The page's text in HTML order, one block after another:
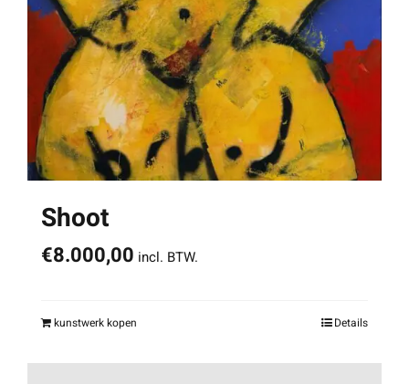
Shoot
€8.000,00 incl. BTW.
kunstwerk kopen Details